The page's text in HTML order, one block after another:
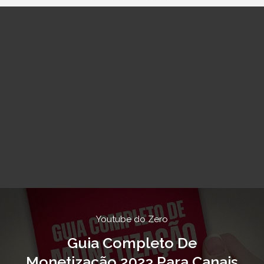
Youtube do Zero
Guia Completo De